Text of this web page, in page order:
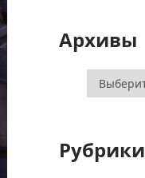
Архивы
Архивы
Рубрики